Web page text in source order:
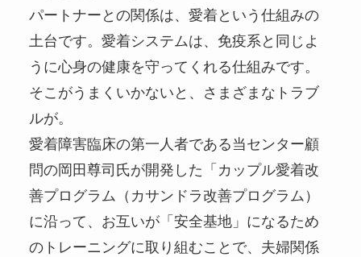
パートナーとの関係は、愛着という仕組みの
土台です。愛着システムは、免疫系と同じよ
うに心身の健康を守ってくれる仕組みです。
そこがうまくいかないと、さまざまなトラブ
ルが。
愛着障害臨床の第一人者である当センター顧
問の岡田尊司氏が開発した「カップル愛着改
善プログラム（カサンドラ改善プログラム）
に沿って、お互いが「安全基地」になるため
のトレーニングに取り組むことで、夫婦関係